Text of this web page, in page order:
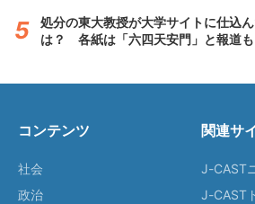
処分の東大教授が大学サイトに仕込
は？ 各紙は「六四天安門」と報道
コンテンツ
社会
政治
関連サ
J-CAST
J-CAST